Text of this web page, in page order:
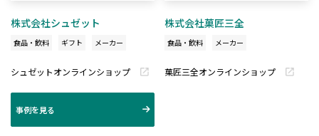
株式会社シュゼット
食品・飲料 ギフト メーカー
シュゼットオンラインショップ
事例を見る
株式会社菓匠三全
食品・飲料 メーカー
菓匠三全オンラインショップ